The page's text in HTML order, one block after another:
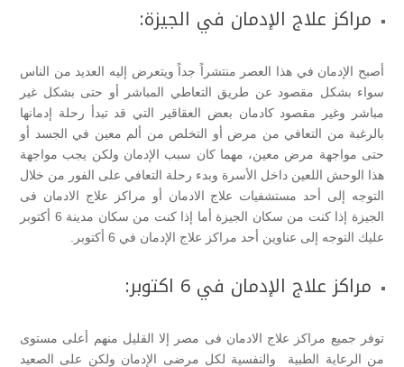
مراكز علاج الإدمان في الجيزة:
أصبح الإدمان في هذا العصر منتشراً جداً ويتعرض إليه العديد من الناس
سواء بشكل مقصود عن طريق التعاطي المباشر أو حتى بشكل غير
مباشر وغير مقصود كادمان بعض العقاقير التي قد تبدأ رحلة إدمانها
بالرغبة من التعافي من مرض أو التخلص من ألم معين في الجسد أو
حتى مواجهة مرض معين، مهما كان سبب الإدمان ولكن يجب مواجهة
هذا الوحش اللعين داخل الأسرة وبدء رحلة التعافي على الفور من خلال
التوجه إلى أحد مستشفيات علاج الادمان أو مراكز علاج الادمان فى
الجيزة إذا كنت من سكان الجيزة أما إذا كنت من سكان مدينة 6 أكتوبر
عليك التوجه إلى عناوين أحد مراكز علاج الإدمان في 6 أكتوبر.
مراكز علاج الإدمان في 6 اكتوبر:
توفر جميع مراكز علاج الادمان فى مصر إلا القليل منهم أعلى مستوى
من الرعاية الطبية والنفسية لكل مرضى الإدمان ولكن على الصعيد